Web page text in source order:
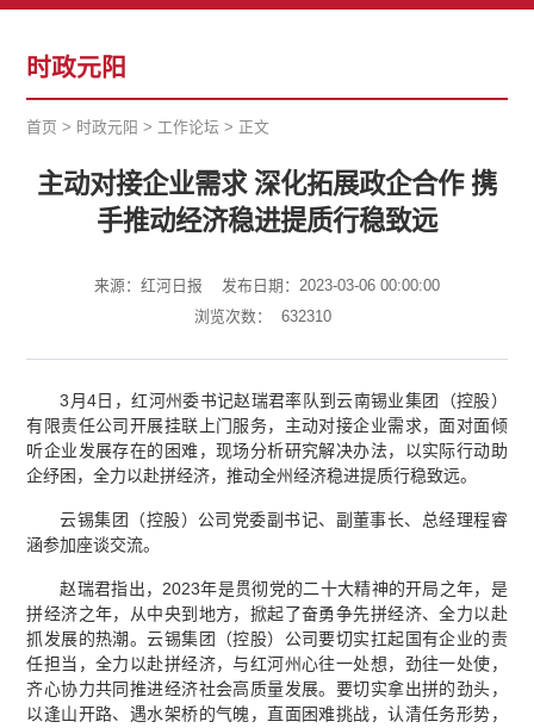
时政元阳
首页 > 时政元阳 > 工作论坛 > 正文
主动对接企业需求 深化拓展政企合作 携
手推动经济稳进提质行稳致远
来源：红河日报
发布日期：2023-03-06 00:00:00
浏览次数：
632310
3月4日，红河州委书记赵瑞君率队到云南锡业集团（控股）
有限责任公司开展挂联上门服务，主动对接企业需求，面对面倾
听企业发展存在的困难，现场分析研究解决办法，以实际行动助
企纾困，全力以赴拼经济，推动全州经济稳进提质行稳致远。
云锡集团（控股）公司党委副书记、副董事长、总经理程睿
涵参加座谈交流。
赵瑞君指出，2023年是贯彻党的二十大精神的开局之年，是
拼经济之年，从中央到地方，掀起了奋勇争先拼经济、全力以赴
抓发展的热潮。云锡集团（控股）公司要切实扛起国有企业的责
任担当，全力以赴拼经济，与红河州心往一处想，劲往一处使，
齐心协力共同推进经济社会高质量发展。要切实拿出拼的劲头，
以逢山开路、遇水架桥的气魄，直面困难挑战，认清任务形势，